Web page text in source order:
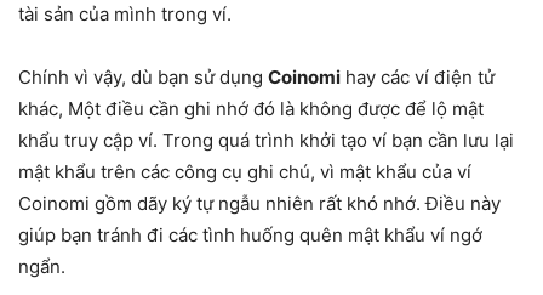
tài sản của mình trong ví.
Chính vì vậy, dù bạn sử dụng Coinomi hay các ví điện tử
khác, Một điều cần ghi nhớ đó là không được để lộ mật
khẩu truy cập ví. Trong quá trình khởi tạo ví bạn cần lưu lại
mật khẩu trên các công cụ ghi chú, vì mật khẩu của ví
Coinomi gồm dãy ký tự ngẫu nhiên rất khó nhớ. Điều này
giúp bạn tránh đi các tình huống quên mật khẩu ví ngớ
ngẩn.